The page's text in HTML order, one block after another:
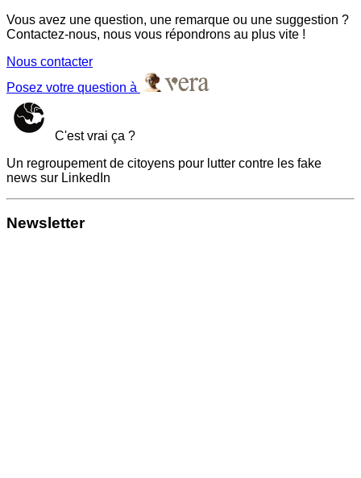
Vous avez une question, une remarque ou une suggestion ?
Contactez-nous, nous vous répondrons au plus vite !
Nous contacter
Posez votre question à
C'est vrai ça ?
Un regroupement de citoyens pour lutter contre les fake
news sur LinkedIn
Newsletter